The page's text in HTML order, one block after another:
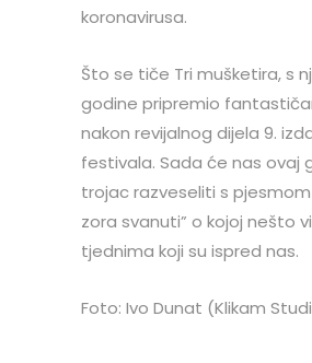
koronavirusa.
Što se tiče Tri mušketira, s
godine pripremio
nakon revijalnog dijela 9.
festivala. Sada će nas ovaj
trojac razveseliti s pjesmom
zora svanuti” o kojoj nešto
tjednima koji su ispred nas.
Foto: Ivo Dunat (Klikam